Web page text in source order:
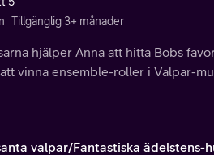
Tillgänglig 3+ månader
hjälper Anna att hitta Bobs
vinna ensemble-roller i Valpar-
valpar/Fantastiska ädelstens-